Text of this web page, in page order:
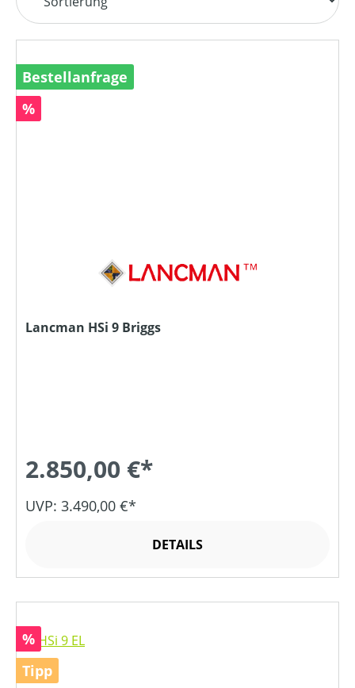
Bestellanfrage
Rabatt
%
Lancman HSi 9 Briggs
2.850,00 €*
UVP: 3.490,00 €*
DETAILS
Rabatt
%
Tipp